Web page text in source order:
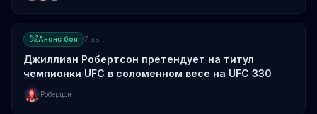
Анонс боя 7 авг.
Джиллиан Робертсон претендует на титул
чемпионки UFC в соломенном весе на UFC 330
Роберцон